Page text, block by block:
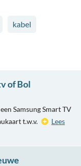
kabel
of Bol
Samsung Smart TV
t.w.v.
Lees